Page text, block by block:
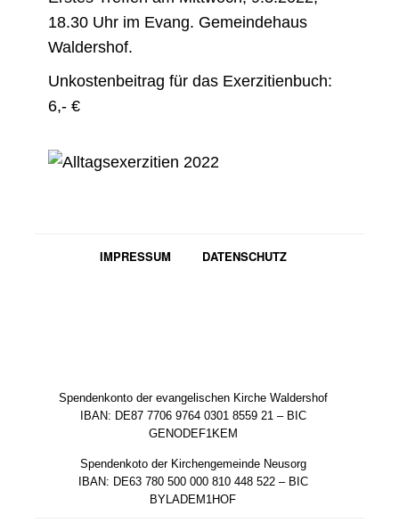
18.30 Uhr im Evang. Gemeindehaus
Waldershof.
Unkostenbeitrag für das Exerzitienbuch:
6,- €
IMPRESSUM DATENSCHUTZ
Spendenkonto der evangelischen Kirche Waldershof
IBAN: DE87 7706 9764 0301 8559 21 – BIC
GENODEF1KEM
Spendenkoto der Kirchengemeinde Neusorg
IBAN: DE63 780 500 000 810 448 522 – BIC
BYLADEM1HOF